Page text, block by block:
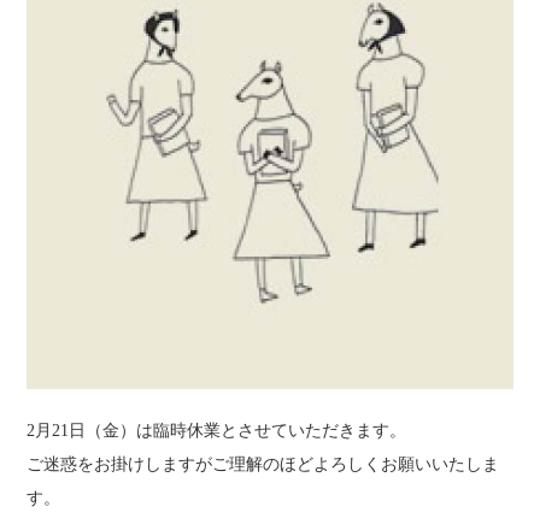
2月21日（金）は臨時休業とさせていただきます。
ご迷惑をお掛けしますがご理解のほどよろしくお願いいたしま
す。